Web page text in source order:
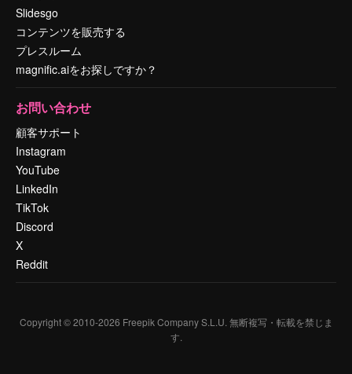
Slidesgo
コンテンツを販売する
プレスルーム
magnific.aiをお探しですか？
お問い合わせ
顧客サポート
Instagram
YouTube
LinkedIn
TikTok
Discord
X
Reddit
Copyright © 2010-2026 Freepik Company S.L.U. 無断複写・転載を禁じま
す.